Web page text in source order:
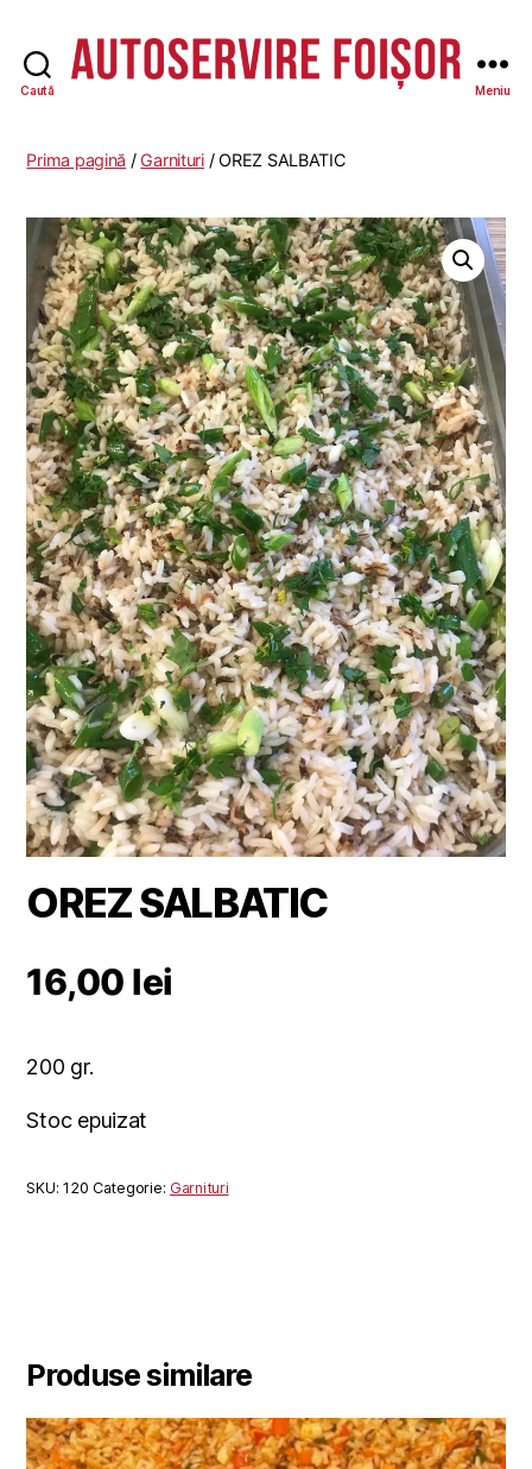
Caută
-
Meniu
Prima pagină /Garnituri/ OREZ SALBATIC
OREZ SALBATIC
16,00 lei
200 gr.
Stoc epuizat
SKU:120 Categorie: Garnituri
Produse similare